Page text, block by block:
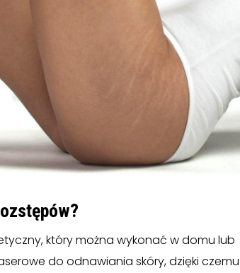
który można wykonać w domu lub
do odnawiania skóry, dzięki czemu